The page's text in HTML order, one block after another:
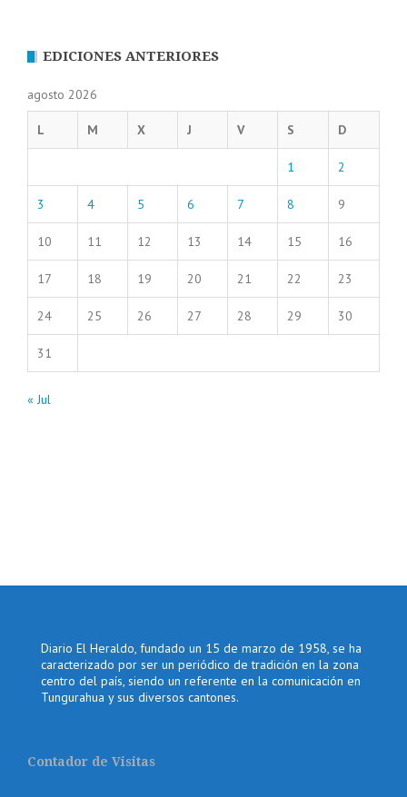
EDICIONES ANTERIORES
agosto 2026
L M X J V S D
1 2
3 4 5 6 7 8 9
10 11 12 13 14 15 16
17 18 19 20 21 22 23
24 25 26 27 28 29 30
31
« Jul
Diario El Heraldo, fundado un 15 de marzo de 1958, se ha
caracterizado por ser un periódico de tradición en la zona
centro del país, siendo un referente en la comunicación en
Tungurahua y sus diversos cantones.
Contador de Visitas